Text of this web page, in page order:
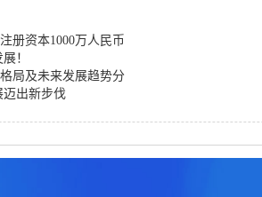
册资本1000万人民币
！
局及未来发展趋势分
迈出新步伐